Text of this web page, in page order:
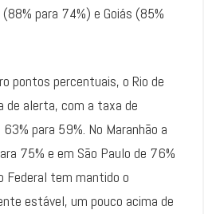
para 74%) e Goiás (85%
pontos percentuais, o Rio de
de alerta, com a taxa de
para 59%. No Maranhão a
75% e em São Paulo de 76%
Federal tem mantido o
estável, um pouco acima de